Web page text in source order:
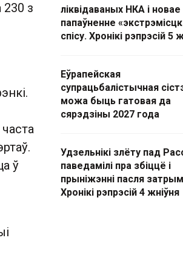
з
ў
ліквідаваных НКА і новае
папаўненне
спісу. Хронікі рэпрэсій 5
Еўрапейская
супрацьбалістычная
можа быць гатовая да
сярэдзіны 2027 года
Удзельнікі злёту пад
паведамілі пра збіццё і
прыніжэнні пасля
Хронікі рэпрэсій 4 жніўня